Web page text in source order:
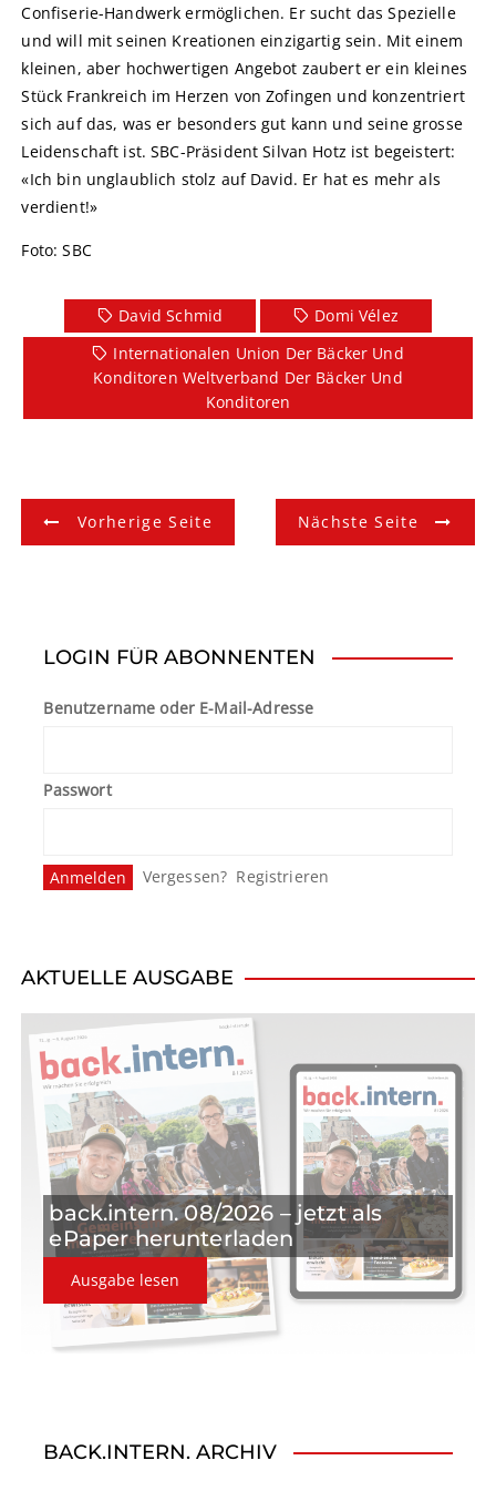
Confiserie-Handwerk ermöglichen. Er sucht das Spezielle
und will mit seinen Kreationen einzigartig sein. Mit einem
kleinen, aber hochwertigen Angebot zaubert er ein kleines
Stück Frankreich im Herzen von Zofingen und konzentriert
sich auf das, was er besonders gut kann und seine grosse
Leidenschaft ist. SBC-Präsident Silvan Hotz ist begeistert:
«Ich bin unglaublich stolz auf David. Er hat es mehr als
verdient!»
Foto: SBC
David Schmid
Domi Vélez
Internationalen Union Der Bäcker Und
Konditoren Weltverband Der Bäcker Und
Konditoren
B
e
n
i
g
a
Vorherige Seite Nächste Seite
LOGIN FÜR ABONNENTEN
Benutzername oder E-Mail-Adresse
Passwort
Vergessen? Registrieren
AKTUELLE AUSGABE
back.intern. 08/2026 – jetzt als
ePaper herunterladen
Ausgabe lesen
BACK.INTERN. ARCHIV